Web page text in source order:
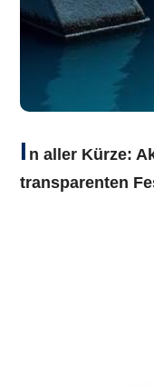
I n aller Kürze:
transparenten